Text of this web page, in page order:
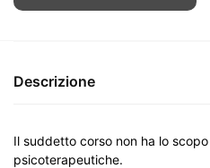
Descrizione
Il suddetto corso non ha lo
psicoterapeutiche.